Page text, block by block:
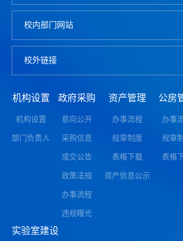
校内部门网站
校外链接
机构设置
机构设置
部门负责人
政府采购
意向公开
采购信息
成交公告
政策法规
办事流程
违规曝光
资产管理
办事流程
规章制度
表格下载
资产信息公示
公房
办事
规章
表格
实验室建设